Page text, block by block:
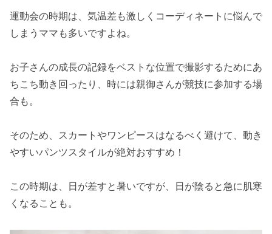
運動会の時期は、気温差も激しくコーディネートに悩んで
しまうママも多いですよね。
お子さんの成長の記録をベストな位置で撮影するためにあ
ちこち動き回ったり、時には親御さんが競技に参加する場
合も。
そのため、スカートやワンピースはなるべく避けて、動き
やすいパンツスタイルが絶対おすすめ！
この時期は、日が差すと暑いですが、日が陰ると急に肌寒
くなることも。